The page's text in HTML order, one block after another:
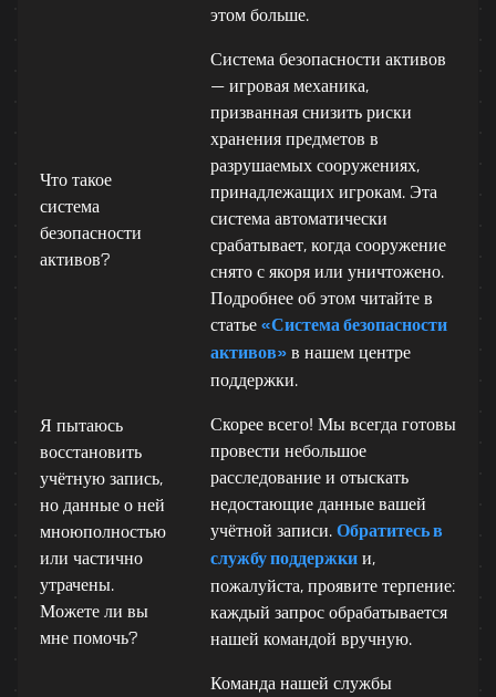
этом больше.
Что такое
система
безопасности
активов?
Система безопасности активов
— игровая механика,
призванная снизить риски
хранения предметов в
разрушаемых сооружениях,
принадлежащих игрокам. Эта
система автоматически
срабатывает, когда сооружение
снято с якоря или уничтожено.
Подробнее об этом читайте в
статье «Система безопасности
активов» в нашем центре
поддержки.
Я пытаюсь
восстановить
учётную запись,
но данные о ней
мноюполностью
или частично
утрачены.
Можете ли вы
мне помочь?
Скорее всего! Мы всегда готовы
провести небольшое
расследование и отыскать
недостающие данные вашей
учётной записи. Обратитесь в
службу поддержки и,
пожалуйста, проявите терпение:
каждый запрос обрабатывается
нашей командой вручную.
Команда нашей службы